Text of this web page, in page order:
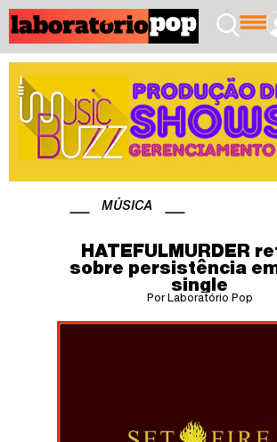
MÚSICA
HATEFULMURDER
sobre persistência
single
Por Laboratório Pop